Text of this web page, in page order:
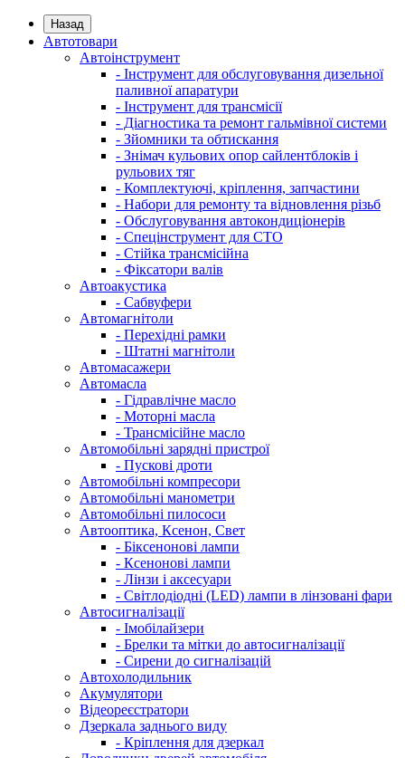
Назад
Автотовари
Автоінструмент
- Інструмент для обслуговування дизельної
паливної апаратури
- Інструмент для трансмісії
- Діагностика та ремонт гальмівної системи
- Зйомники та обтискання
- Знімач кульових опор сайлентблоків і
рульових тяг
- Комплектуючі, кріплення, запчастини
- Набори для ремонту та відновлення різьб
- Обслуговування автокондиціонерів
- Спецінструмент для СТО
- Стійка трансмісійна
- Фіксатори валів
Автоакустика
- Сабвуфери
Автомагнітоли
- Перехідні рамки
- Штатні магнітоли
Автомасажери
Автомасла
- Гідравлічне масло
- Моторні масла
- Трансмісійне масло
Автомобільні зарядні пристрої
- Пускові дроти
Автомобільні компресори
Автомобільні манометри
Автомобільні пилососи
Автооптика, Ксенон, Свет
- Біксенонові лампи
- Ксенонові лампи
- Лінзи і аксесуари
- Світлодіодні (LED) лампи в лінзовані фари
Автосигналізації
- Імобілайзери
- Брелки та мітки до автосигналізації
- Сирени до сигналізацій
Автохолодильник
Акумулятори
Відеореєстратори
Дзеркала заднього виду
- Кріплення для дзеркал